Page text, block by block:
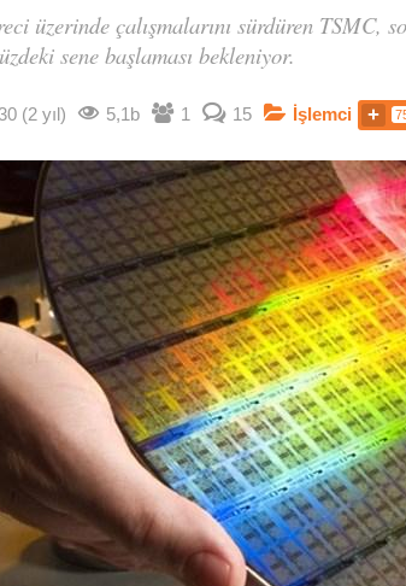
üzerinde çalışmalarını sürdüren TSMC,
sene başlaması bekleniyor.
(2 yıl) 5,1b 1 15 İşlemci